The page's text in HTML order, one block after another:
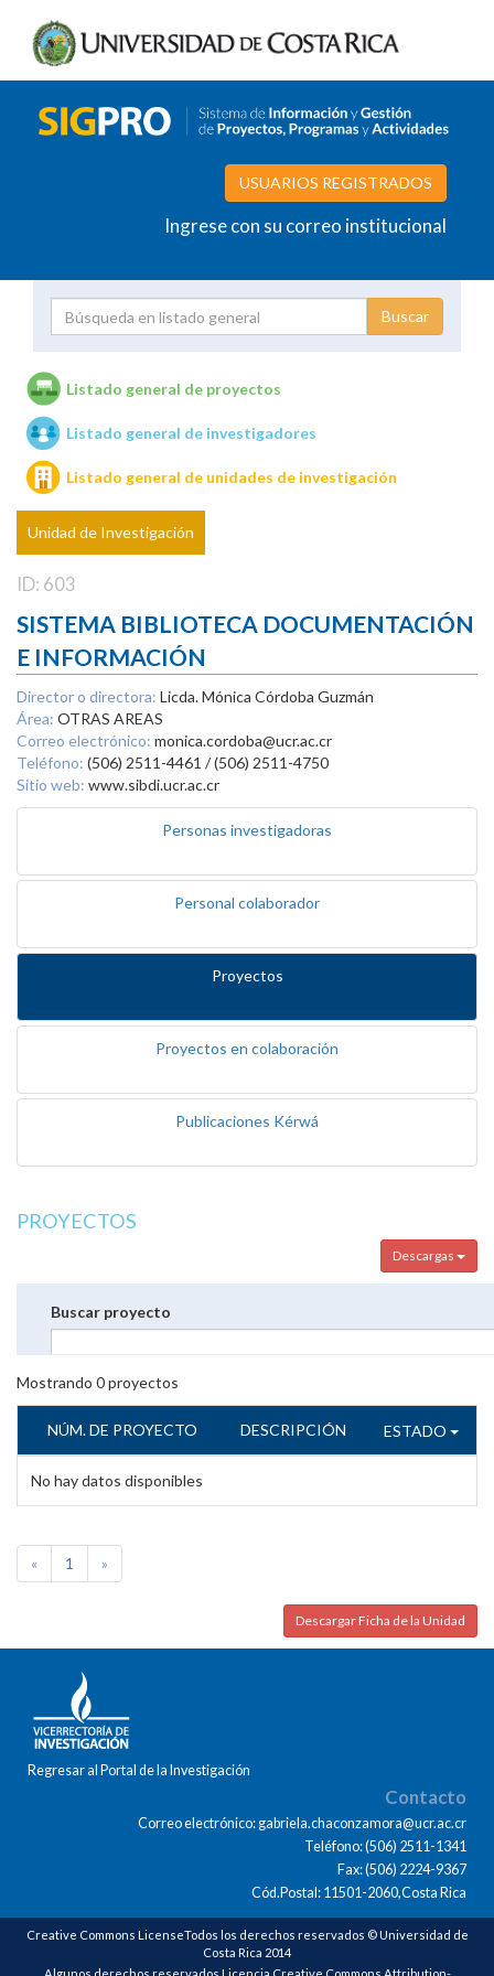
USUARIOS REGISTRADOS
Ingrese con su correo institucional
Unidades de investigación
Listado general de proyectos
Listado general de investigadores
Listado general de unidades de investigación
Unidad de Investigación
ID: 603
SISTEMA BIBLIOTECA DOCUMENTACIÓN
E INFORMACIÓN
Director o directora: Licda. Mónica Córdoba Guzmán
Área: OTRAS AREAS
Correo electrónico: monica.cordoba@ucr.ac.cr
Teléfono: (506) 2511-4461 / (506) 2511-4750
Sitio web: www.sibdi.ucr.ac.cr
Personas investigadoras
Personal colaborador
Proyectos
Proyectos en colaboración
Publicaciones Kérwá
PROYECTOS
Descargas
Buscar proyecto
Mostrando 0proyectos
NÚM. DE PROYECTO DESCRIPCIÓN ESTADO
No hay datos disponibles
« 1 »
Descargar Ficha de la Unidad
Regresar al Portal de la Investigación
Contacto
Correo electrónico: gabriela.chaconzamora@ucr.ac.cr
Teléfono: (506) 2511-1341
Fax: (506) 2224-9367
Cód.Postal: 11501-2060,Costa Rica
Creative Commons LicenseTodos los derechos reservados © Universidad de
Costa Rica 2014